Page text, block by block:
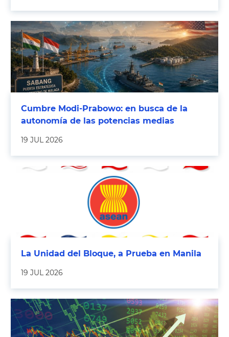
Cumbre Modi-Prabowo: en busca de la
autonomía de las potencias medias
19 JUL 2026
La Unidad del Bloque, a Prueba en Manila
19 JUL 2026